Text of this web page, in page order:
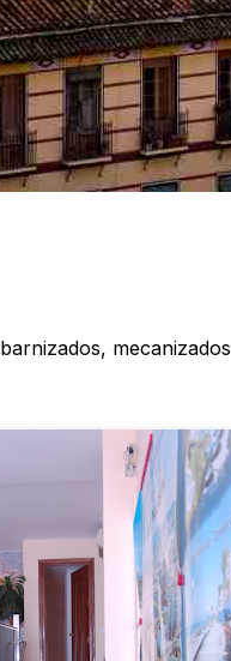
mecanizados